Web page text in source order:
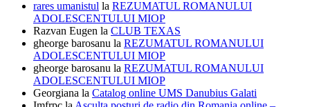
rares umanistul la REZUMATUL ROMANULUI
ADOLESCENTULUI MIOP
Razvan Eugen la CLUB TEXAS
gheorge barosanu la REZUMATUL ROMANULUI
ADOLESCENTULUI MIOP
gheorge barosanu la REZUMATUL ROMANULUI
ADOLESCENTULUI MIOP
Georgiana la Catalog online UMS Danubius Galati